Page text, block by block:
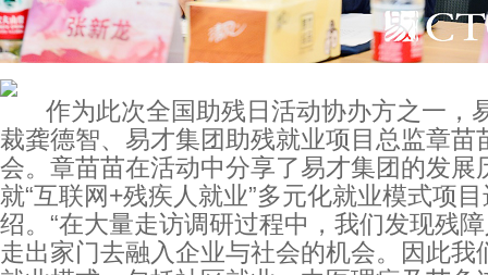
作为此次全国助残日活动协办方之一，
裁龚德智、易才集团助残就业项目总监章苗
会。章苗苗在活动中分享了易才集团的发展
就“互联网+残疾人就业”多元化就业模式项
绍。“在大量走访调研过程中，我们发现残
走出家门去融入企业与社会的机会。因此我